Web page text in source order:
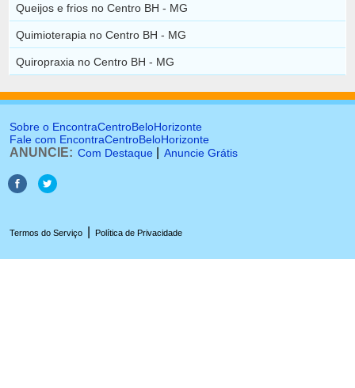
Queijos e frios no Centro BH - MG
Quimioterapia no Centro BH - MG
Quiropraxia no Centro BH - MG
Sobre o EncontraCentroBeloHorizonte
Fale com EncontraCentroBeloHorizonte
ANUNCIE: Com Destaque Anuncie Grátis
Termos do Serviço Política de Privacidade